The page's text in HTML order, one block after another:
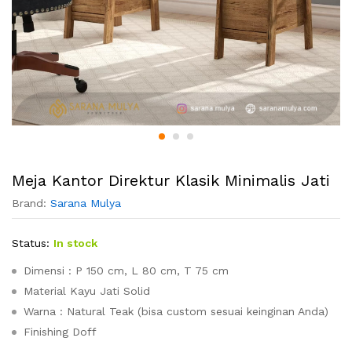
Meja Kantor Direktur Klasik Minimalis Jati
Brand: Sarana Mulya
Status: In stock
Dimensi : P 150 cm, L 80 cm, T 75 cm
Material Kayu Jati Solid
Warna : Natural Teak (bisa custom sesuai keinginan Anda)
Finishing Doff